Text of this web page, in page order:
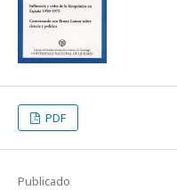
PDF
Publicado